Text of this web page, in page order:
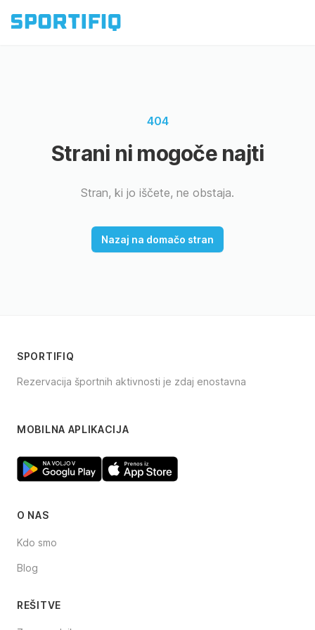
404
Strani ni mogoče najti
Stran, ki jo iščete, ne obstaja.
Nazaj na domačo stran
SPORTIFIQ
Rezervacija športnih aktivnosti je zdaj enostavna
MOBILNA APLIKACIJA
O NAS
Kdo smo
Blog
REŠITVE